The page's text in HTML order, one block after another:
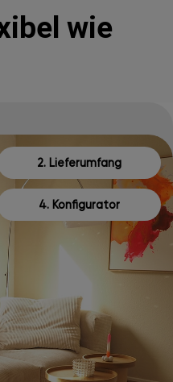
wie
2. Lieferumfang
4. Konfigurator